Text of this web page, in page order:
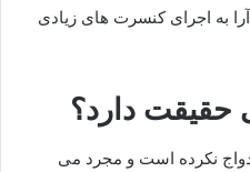
به اجرای کنسرت های زیادی
حقیقت دارد؟
نکرده است و مجرد می